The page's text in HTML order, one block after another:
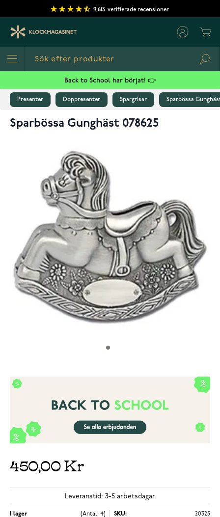
Hoppa till innehållet
9,613 verifierade recensioner
Back to School har börjat! 👉
Presenter Doppresenter Spargrisar Sparbössa
Sparbössa Gunghäst 078625
450,00 Kr
Leveranstid: 3-5 arbetsdagar
I lager (Antal: 4) SKU: 20325